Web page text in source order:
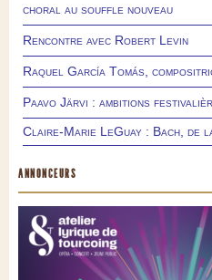
choral au souffle nouveau
Rencontre avec Robert Levin
Raquel García Tomás,
Paavo Järvi : ambitions
Claire-Marie LeGuay : Bach, de
ANNONCEURS